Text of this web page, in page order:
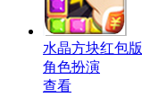
水晶方块红包版
角色扮演
查看